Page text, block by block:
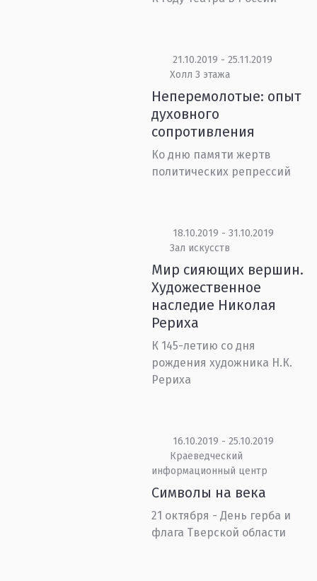
21.10.2019 - 25.11.2019
Холл 3 этажа
Неперемолотые: опыт
духовного
сопротивления
Ко дню памяти жертв
политических репрессий
18.10.2019 - 31.10.2019
Зал искусств
Мир сияющих вершин.
Художественное
наследие Николая
Рериха
К 145-летию со дня
рождения художника Н.К.
Рериха
16.10.2019 - 25.10.2019
Краеведческий
информационный центр
Символы на века
21 октября - День герба и
флага Тверской области